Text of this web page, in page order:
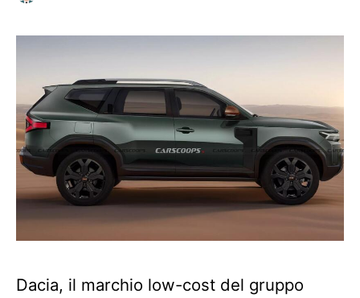
Dacia, il marchio low-cost del gruppo